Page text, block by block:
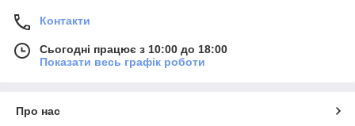
Контакти
Сьогодні працює з 10:00 до 18:00
Показати весь графік роботи
Про нас